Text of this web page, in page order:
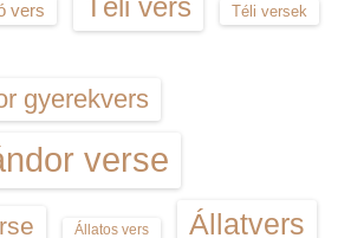
vers Téli versek
gyerekvers
verse
Állatos vers Állatvers